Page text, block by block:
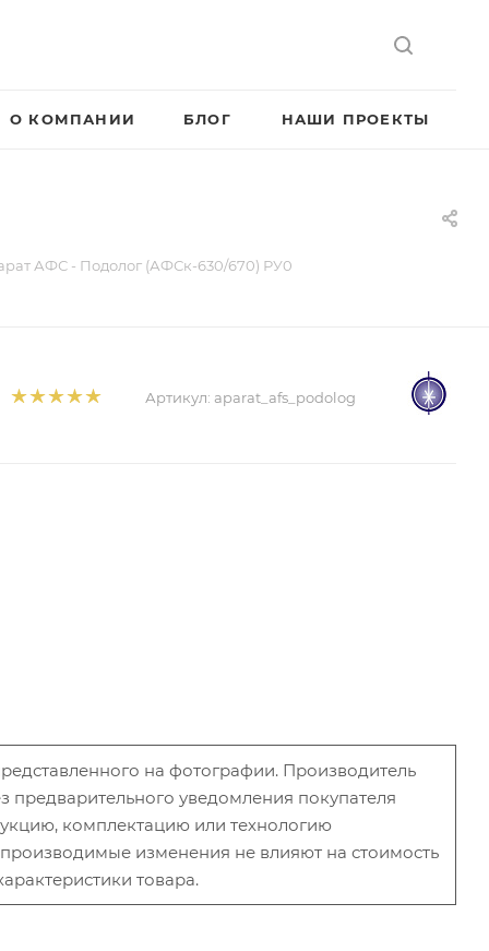
О КОМПАНИИ БЛОГ НАШИ ПРОЕКТЫ
АФС - Подолог (АФСк-630/670) РУ0
Артикул: aparat_afs_podolog
на фотографии. Производитель
предварительного уведомления покупателя
комплектацию или технологию
изменения не влияют на стоимость
товара.